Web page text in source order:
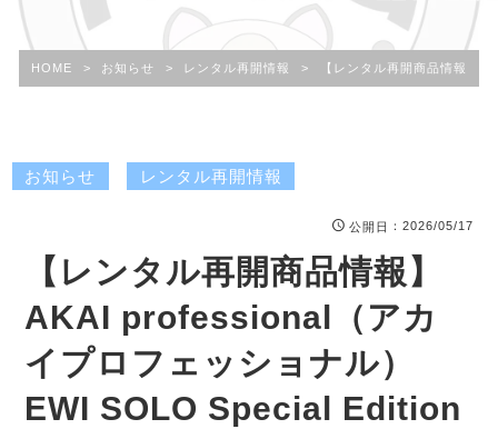
HOME > お知らせ > レンタル再開情報 > 【レンタル再開商品情報
お知らせ レンタル再開情報
公開日 ：2026/05/17
【レンタル再開商品情報】
AKAI professional（アカ
イプロフェッショナル）
EWI SOLO Special Edition